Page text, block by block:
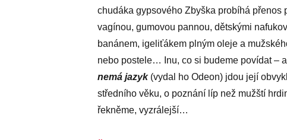
chudáka gypsového Zbyška probíhá
vagínou, gumovou pannou, dětskými
banánem, igeliťákem plným oleje a
nebo postele… Inu, co si budeme povídat –
nemá jazyk(vydal ho Odeon) jdou její
středního věku, o poznání líp než mužští
řekněme, vyzrálejší…